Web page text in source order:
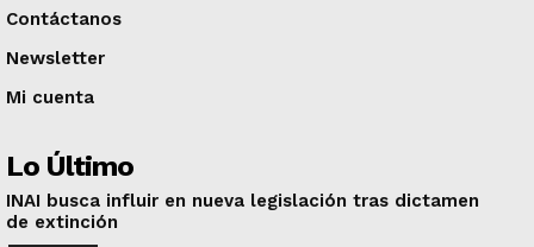
Contáctanos
Newsletter
Mi cuenta
Lo Último
INAI busca influir en nueva legislación tras dictamen
de extinción